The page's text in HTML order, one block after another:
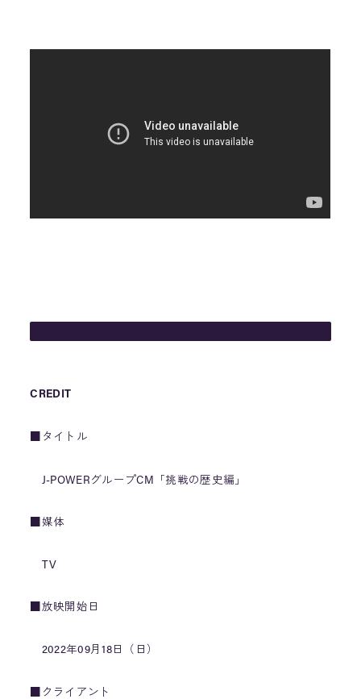
CREDIT
■タイトル
J-POWERグループCM「挑戦の歴史編」
■媒体
TV
■放映開始日
2022年09月18日（日）
■クライアント